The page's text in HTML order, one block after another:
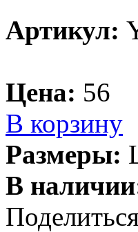
Артикул:
Цена: 56
В корзину
Размеры:
В